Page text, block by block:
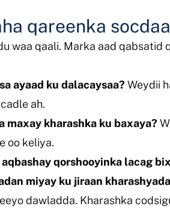
qareenka
waa qaali. Marka aad qabsatid
ayaad ku dalacaysaa? Weydii
ah.
maxay kharashka ku baxaya?
oo keliya.
aqbashay qorshooyinka lacag
miyay ku jiraan
dawladda. Kharashka